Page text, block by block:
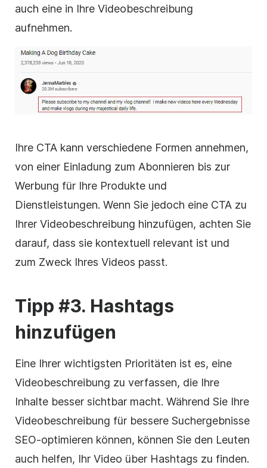
auch eine in Ihre Videobeschreibung
aufnehmen.
Ihre CTA kann verschiedene Formen annehmen,
von einer Einladung zum Abonnieren bis zur
Werbung für Ihre Produkte und
Dienstleistungen. Wenn Sie jedoch eine CTA zu
Ihrer Videobeschreibung hinzufügen, achten Sie
darauf, dass sie kontextuell relevant ist und
zum Zweck Ihres Videos passt.
Tipp #3. Hashtags
hinzufügen
Eine Ihrer wichtigsten Prioritäten ist es, eine
Videobeschreibung zu verfassen, die Ihre
Inhalte besser sichtbar macht. Während Sie Ihre
Videobeschreibung für bessere Suchergebnisse
SEO-optimieren können, können Sie den Leuten
auch helfen, Ihr Video über Hashtags zu finden.